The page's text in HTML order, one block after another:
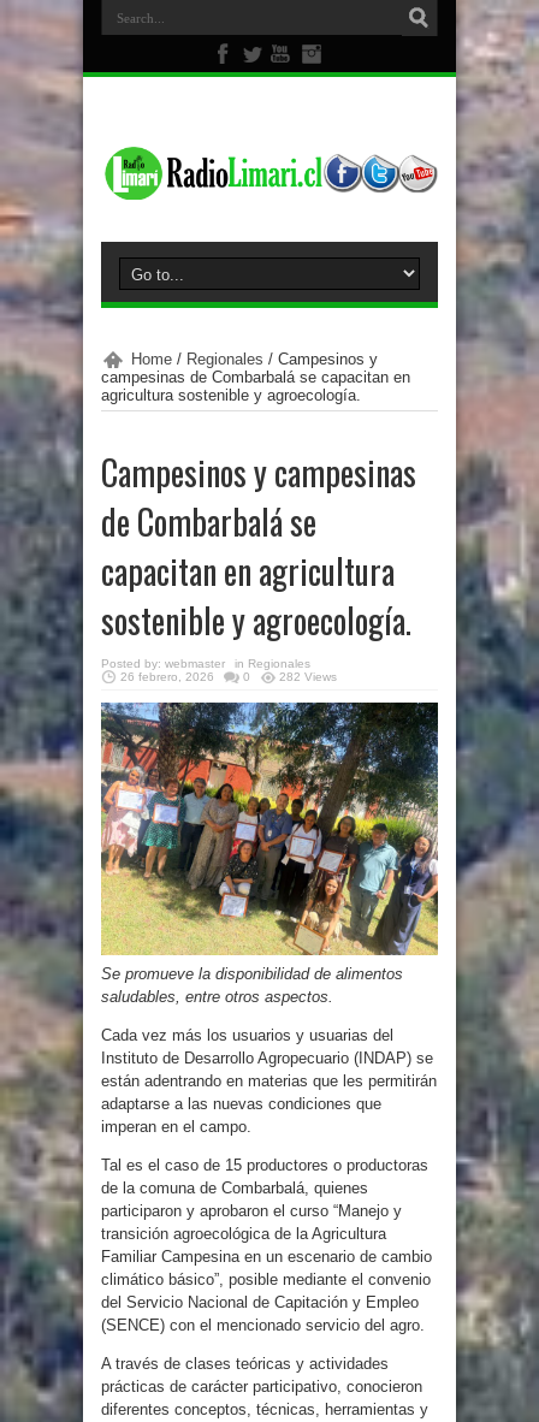
Home / Regionales / Campesinos y
campesinas de Combarbalá se capacitan en
agricultura sostenible y agroecología.
Campesinos y campesinas
de Combarbalá se
capacitan en agricultura
sostenible y agroecología.
Posted by: webmaster in Regionales
26 febrero, 2026
0 282 Views
Se promueve la disponibilidad de alimentos
saludables, entre otros aspectos.
Cada vez más los usuarios y usuarias del
Instituto de Desarrollo Agropecuario (INDAP) se
están adentrando en materias que les permitirán
adaptarse a las nuevas condiciones que
imperan en el campo.
Tal es el caso de 15 productores o productoras
de la comuna de Combarbalá, quienes
participaron y aprobaron el curso “Manejo y
transición agroecológica de la Agricultura
Familiar Campesina en un escenario de cambio
climático básico”, posible mediante el convenio
del Servicio Nacional de Capitación y Empleo
(SENCE) con el mencionado servicio del agro.
A través de clases teóricas y actividades
prácticas de carácter participativo, conocieron
diferentes conceptos, técnicas, herramientas y